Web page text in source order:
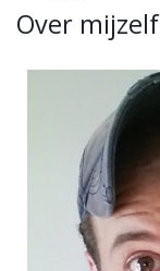
Over mijzelf